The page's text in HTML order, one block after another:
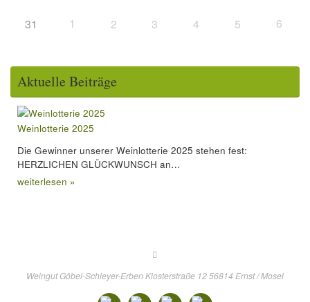
31 1 2 3 4 5 6
Aktuelle Beiträge
Weinlotterie 2025
Die Gewinner unserer Weinlotterie 2025 stehen fest:
HERZLICHEN GLÜCKWUNSCH an…
weiterlesen »
Weingut Göbel-Schleyer-Erben Klosterstraße 12 56814 Ernst / Mosel